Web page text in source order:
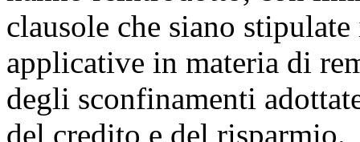
clausole che siano
applicative in materia di
degli sconfinamenti
del credito e del risparmio.